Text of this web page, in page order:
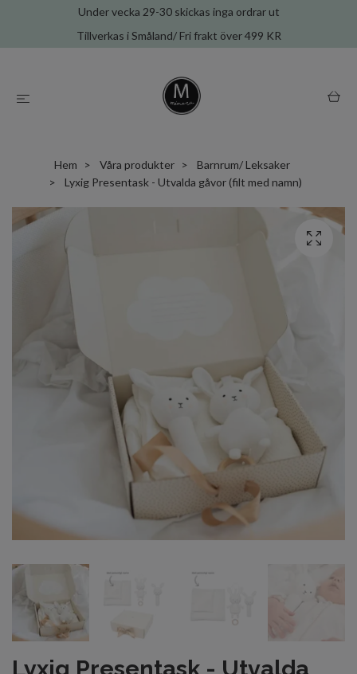
Under vecka 29-30 skickas inga ordrar ut
Tillverkas i Småland/ Fri frakt över 499 KR
Hem Våra produkter
Barnrum/ Leksaker
Lyxig Presentask - Utvalda gåvor (filt med namn)
Lyxig Presentask - Utvalda